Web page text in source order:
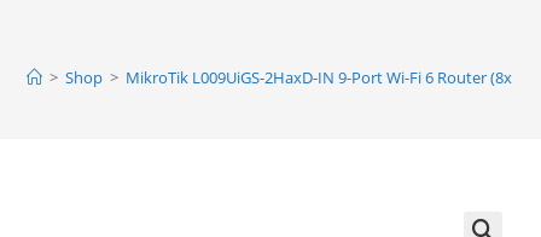
> Shop > MikroTik L009UiGS-2HaxD-IN 9-Port Wi-Fi 6 Router (8x 1G